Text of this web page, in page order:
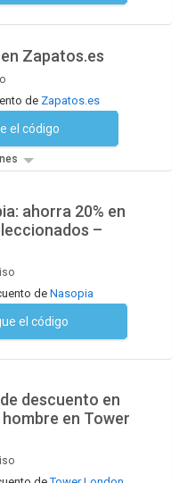
Zapatos.es
de Zapatos.es
el código
ahorra 20% en
–
de Nasopia
el código
descuento en
en Tower